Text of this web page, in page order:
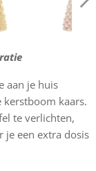
aan je huis
kaars.
te verlichten,
je een extra dosis